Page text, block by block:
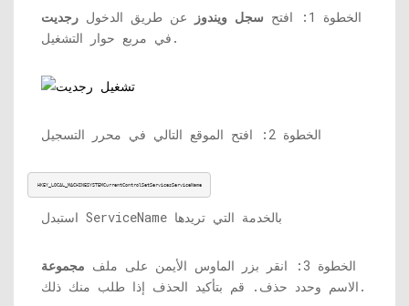
الخطوة 1: افتح سجل ويندوز عن طريق الدخول رجديت
في مربع حوار التشغيل.
الخطوة 2: افتح الموقع التالي في محرر التسجيل
HKEY_LOCAL_MACHINESYSTEMCurrentControlSetServicesServiceName
استبدل ServiceName بالخدمة التي تريدها
الخطوة 3: انقر بزر الماوس الأيمن على ملف
مجموعة
الاسم وحدد حذف. قم بتأكيد الحذف إذا طلب منك ذلك.